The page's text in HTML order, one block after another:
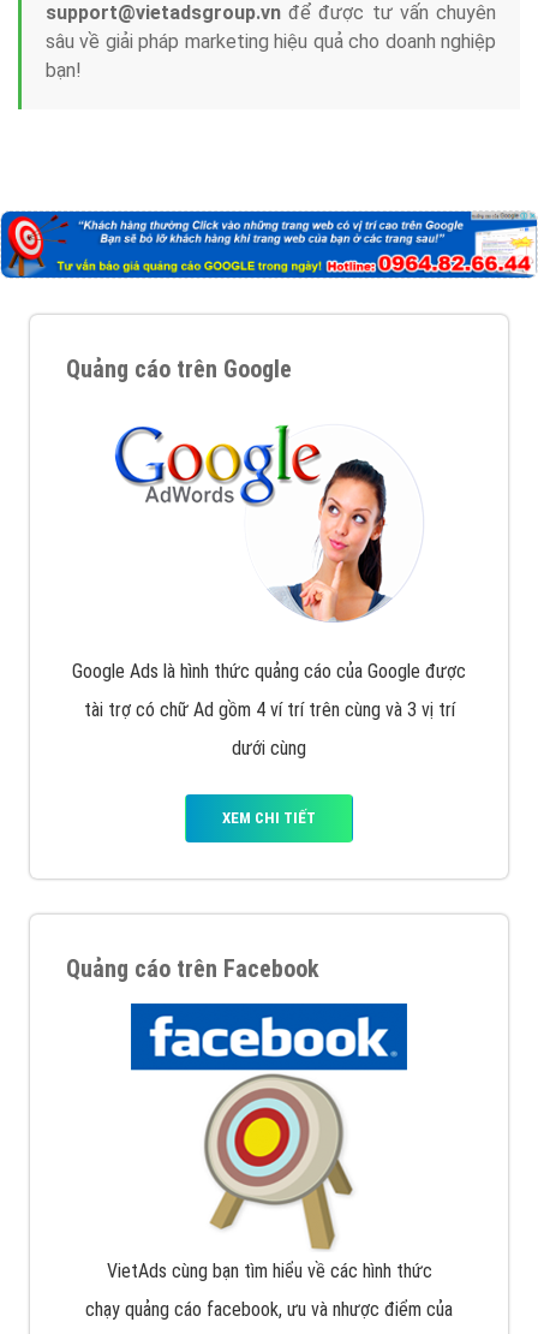
support@vietadsgroup.vn để được tư vấn chuyên
sâu về giải pháp marketing hiệu quả cho doanh nghiệp
bạn!
Quảng cáo trên Google
Google Ads là hình thức quảng cáo của Google được
tài trợ có chữ Ad gồm 4 ví trí trên cùng và 3 vị trí
dưới cùng
XEM CHI TIẾT
Quảng cáo trên Facebook
VietAds cùng bạn tìm hiểu về các hình thức
chạy quảng cáo facebook, ưu và nhược điểm của